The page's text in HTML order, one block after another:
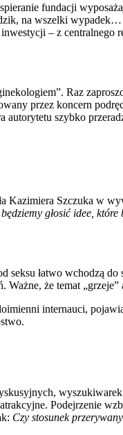
fundacji
na wszelki
– z centralnego
Raz
przez koncern
szybko
Kazimiera Szczuka w
głosić idee,
łatwo wchodzą
że temat „grzeje”
internauci,
Podejrzenie
Czy stosunek